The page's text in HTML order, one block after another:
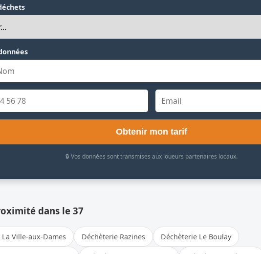
Obtenir mon tarif
🔒 Vos données sont transmises aux loueurs partenaires locaux.
dans le 37
Ville-aux-Dames Déchèterie Razines Déchèterie Le Boulay